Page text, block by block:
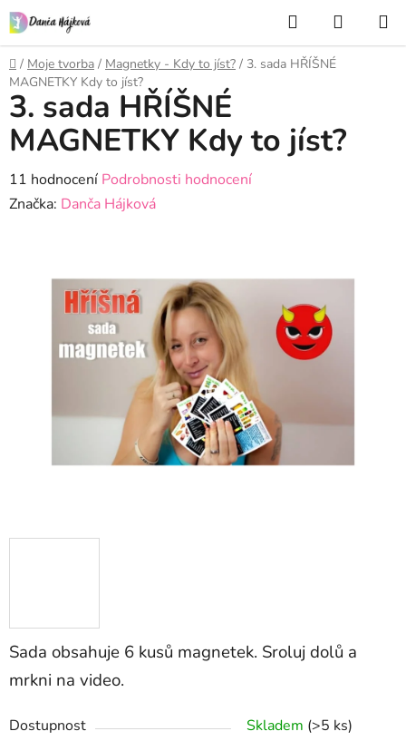
Přejít
na
obsah
Hledat
KOŠÍK
Domů
/ Moje tvorba / Magnetky - Kdy to jíst? / 3. sada HŘÍŠNÉ
MAGNETKY Kdy to jíst?
Sada obsahuje 6 kusů magnetek. Sroluj dolů a
mrkni na video.
Dostupnost Skladem (>5 ks)
3. sada HŘÍŠNÉ
MAGNETKY Kdy to jíst?
Průměrné
hodnocení
hvězdiček.
11 hodnocení Podrobnosti hodnocení
Značka: Danča Hájková